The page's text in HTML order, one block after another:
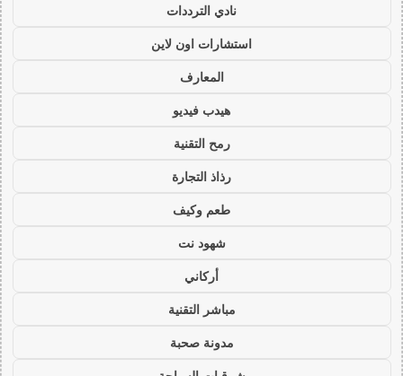
نادي الترددات
استشارات اون لاين
المعارف
هيدب فيديو
رمح التقنية
رذاذ التجارة
طعم وكيف
شهود نت
أركاني
مباشر التقنية
مدونة صحبة